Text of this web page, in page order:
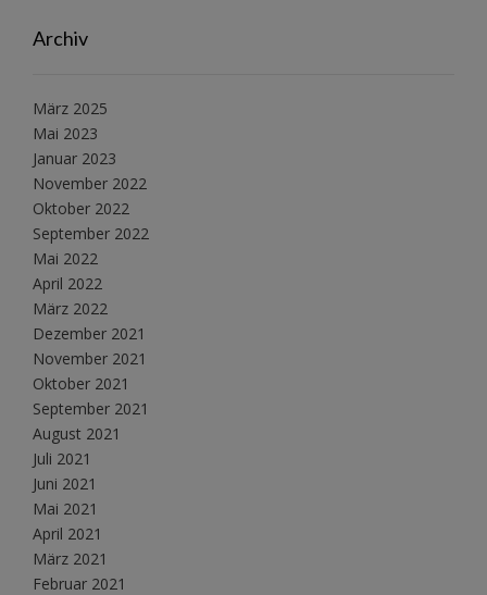
Archiv
März 2025
Mai 2023
Januar 2023
November 2022
Oktober 2022
September 2022
Mai 2022
April 2022
März 2022
Dezember 2021
November 2021
Oktober 2021
September 2021
August 2021
Juli 2021
Juni 2021
Mai 2021
April 2021
März 2021
Februar 2021